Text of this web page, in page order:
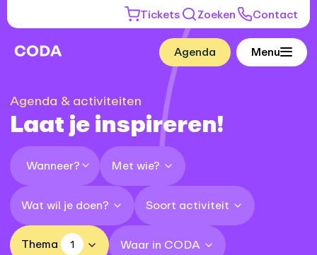
Tickets Zoeken Contact
Agenda Menu
Agenda & activiteiten
Laat je inspireren!
Wanneer? Met wie?
Wat wil je doen? Soort activiteit
Thema 1 Waar in CODA